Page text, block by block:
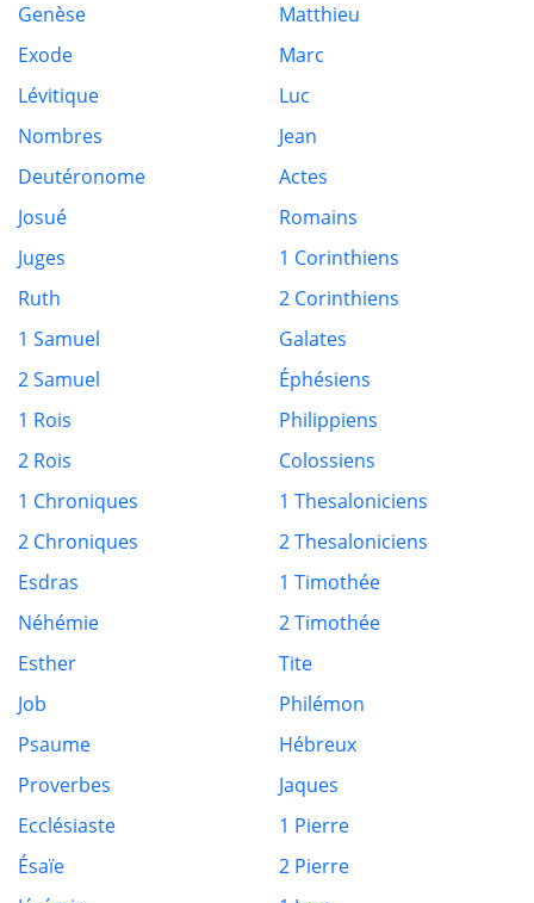
Genèse
Exode
Lévitique
Nombres
Deutéronome
Josué
Juges
Ruth
1 Samuel
2 Samuel
1 Rois
2 Rois
1 Chroniques
2 Chroniques
Esdras
Néhémie
Esther
Job
Psaume
Proverbes
Ecclésiaste
Ésaïe
Matthieu
Marc
Luc
Jean
Actes
Romains
1 Corinthiens
2 Corinthiens
Galates
Éphésiens
Philippiens
Colossiens
1 Thesaloniciens
2 Thesaloniciens
1 Timothée
2 Timothée
Tite
Philémon
Hébreux
Jaques
1 Pierre
2 Pierre